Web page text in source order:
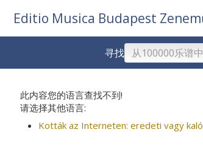
Editio Musica Budapest
寻找
此内容您的语言查找不到!
请选择其他语言:
Kották az Interneten: eredeti vagy